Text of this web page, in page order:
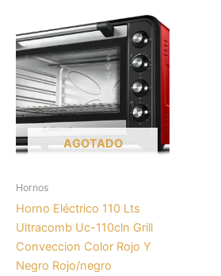
AGOTADO
Hornos
Horno Eléctrico 110 Lts
Ultracomb Uc-110cln Grill
Conveccion Color Rojo Y
Negro Rojo/negro